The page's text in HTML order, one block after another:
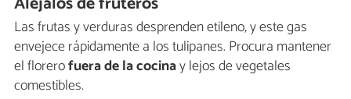
Las frutas y verduras desprenden etileno, y este gas
envejece rápidamente a los tulipanes. Procura mantener
el florerofuera de la cocinay lejos de vegetales
comestibles.